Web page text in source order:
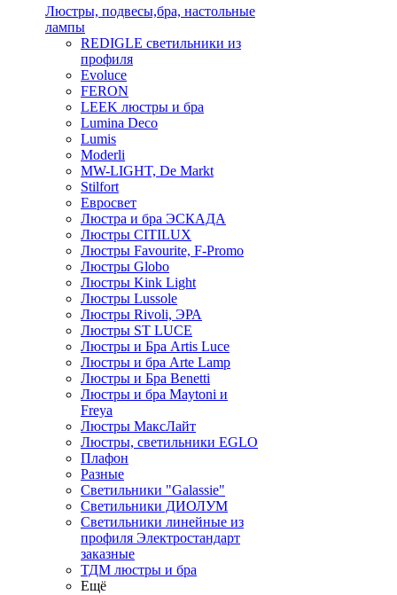
Люстры, подвесы,бра, настольные
лампы
REDIGLE светильники из
профиля
Evoluce
FERON
LEEK люстры и бра
Lumina Deco
Lumis
Moderli
MW-LIGHT, De Markt
Stilfort
Евросвет
Люстра и бра ЭСКАДА
Люстры CITILUX
Люстры Favourite, F-Promo
Люстры Globo
Люстры Kink Light
Люстры Lussole
Люстры Rivoli, ЭРА
Люстры ST LUCE
Люстры и Бра Artis Luce
Люстры и бра Arte Lamp
Люстры и Бра Benetti
Люстры и бра Maytoni и
Freya
Люстры МаксЛайт
Люстры, светильники EGLO
Плафон
Разные
Светильники "Galassie"
Светильники ДИОЛУМ
Светильники линейные из
профиля Электростандарт
заказные
ТДМ люстры и бра
Ещё